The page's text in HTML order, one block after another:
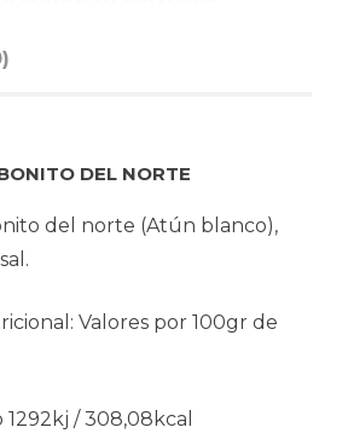
DEL NORTE
del norte (Atún blanco),
Valores por 100gr de
/ 308,08kcal